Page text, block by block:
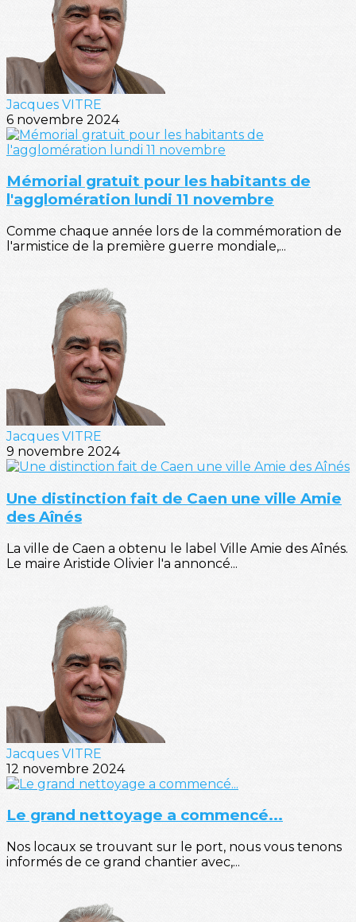
Jacques VITRE
6 novembre 2024
Mémorial gratuit pour les habitants de
l'agglomération lundi 11 novembre
Comme chaque année lors de la commémoration de
l'armistice de la première guerre mondiale,...
Jacques VITRE
9 novembre 2024
Une distinction fait de Caen une ville Amie
des Aînés
La ville de Caen a obtenu le label Ville Amie des Aînés.
Le maire Aristide Olivier l'a annoncé...
Jacques VITRE
12 novembre 2024
Le grand nettoyage a commencé...
Nos locaux se trouvant sur le port, nous vous tenons
informés de ce grand chantier avec,...